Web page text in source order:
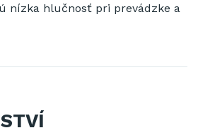
nízka hlučnosť pri prevádzke a